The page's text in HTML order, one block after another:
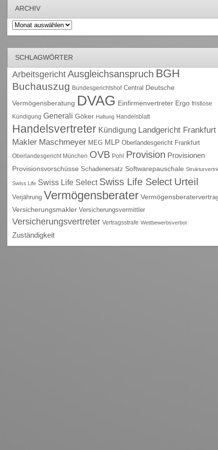
ARCHIV
Archiv
SCHLAGWÖRTER
Arbeitsgericht Ausgleichsanspruch BGH
Buchauszug Bundesgerichtshof Central Deutsche
Vermögensberatung DVAG Einfirmenvertreter Ergo fristlose
Kündigung Generali Göker Haftung Handelsblatt
Handelsvertreter Kündigung Landgericht Frankfurt
Makler Maschmeyer MEG MLP Oberlandesgericht Frankfurt
Oberlandesgericht München OVB Pohl Provision Provisionen
Provisionsvorschüsse Schadenersatz Softwarepauschale
Swiss Life Swiss Life Select Swiss Life Select Urteil
Verjährung Vermögensberater
Versicherungsmakler Versicherungsvermittler
Versicherungsvertreter Vertragsstrafe Wettbewerbsverbot
Zuständigkeit